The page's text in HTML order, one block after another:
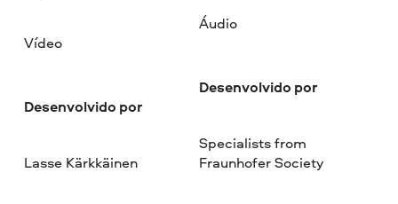
Vídeo
Desenvolvido por
Lasse Kärkkäinen
Áudio
Desenvolvido por
Specialists from
Fraunhofer Society